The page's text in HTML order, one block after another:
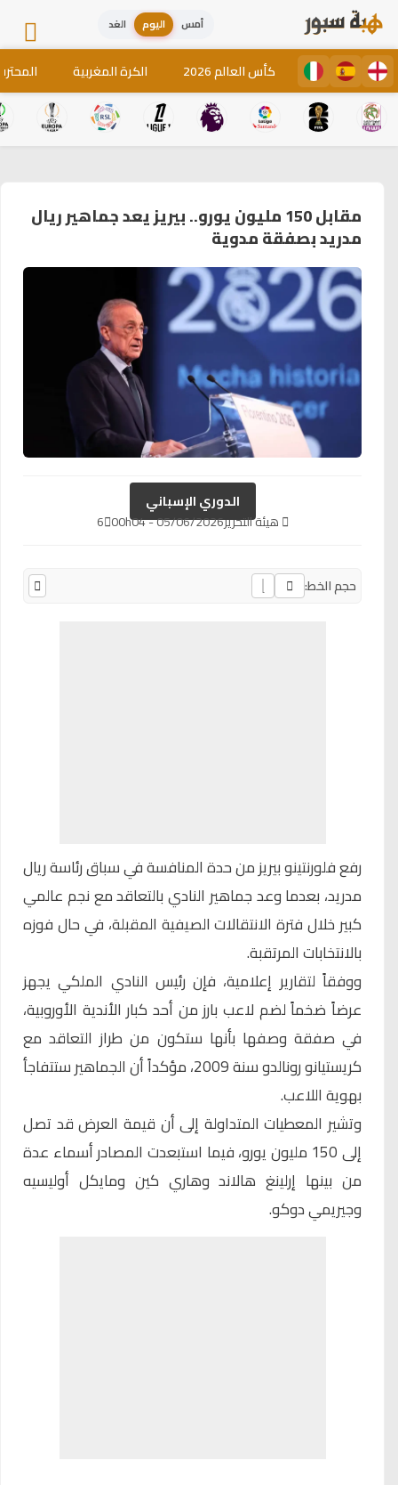
أمس اليوم الغد
كأس العالم 2026 الكرة المغربية
مقابل 150 مليون يورو.. بيريز يعد جماهير ريال
مدريد بصفقة مدوية
الدوري الإسباني
هيئة التحرير05/06/2026 - 00h04
6
حجم الخط:
رفعفلورنتينو بيريزمن حدة المنافسة في سباق رئاسة ريال
مدريد، بعدما وعد جماهير النادي بالتعاقد مع نجم عالمي
كبير خلال فترة الانتقالات الصيفية المقبلة، في حال فوزه
بالانتخابات المرتقبة.
ووفقاً لتقارير إعلامية، فإن رئيس النادي الملكي يجهز
عرضاً ضخماً لضم لاعب بارز من أحد كبار الأندية الأوروبية،
في صفقة وصفها بأنها ستكون من طراز التعاقد مع
كريستيانو رونالدو سنة 2009، مؤكداً أن الجماهير ستتفاجأ
بهوية اللاعب.
وتشير المعطيات المتداولة إلى أن قيمة العرض قد تصل
إلى 150 مليون يورو، فيما استبعدت المصادر أسماء عدة
من بينها إرلينغ هالاند وهاري كين ومايكل أوليسيه
وجيريمي دوكو.